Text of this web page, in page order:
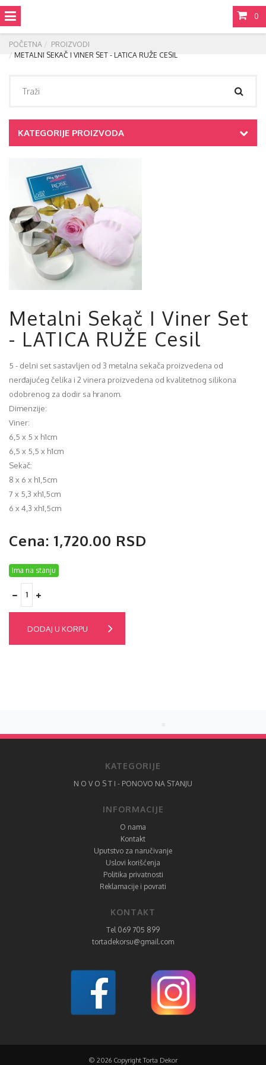
0
POČETNA
PROIZVODI
METALNI SEKAČ I VINER SET - LATICA RUŽE CESIL
KATEGORIJE PROIZVODA
Metalni Sekač I Viner Set
- LATICA RUŽE Cesil
5 - delni set sastavljen od 3 metalna sekača proizvedena od
nerđajućeg čelika i 2 vinera proizvedena od kvalitetnog silikona
odobrenog za dodir sa hranom.
Dimenzije:
Viner:
6,5 x 5 x h1cm
6,5 x 5,5 x h1cm
Sekač:
8 x 6 x h1,5cm
7 x 5,3 xh1,5cm
6 x 4,3 xh1,5cm
Cena: 1,720.00 RSD
Ima na stanju
DODAJ U KORPU
KATEGORIJE
N O V O S T I - PONOVO NA STANJU
INFORMACIJE
O nama
Kontakt
Uputstvo za naručivanje
Uslovi korišćenja
Politika privatnosti
Reklamacije i povrati
KONTAKT
Tel 069 705 899
tortadekorsu@gmail.com
© 2026 Copyright Torta Dekor